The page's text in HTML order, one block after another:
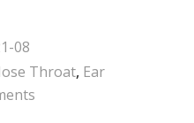
08
Throat, Ear